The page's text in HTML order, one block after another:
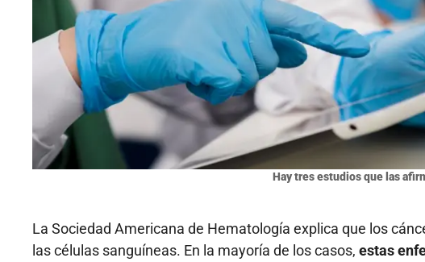
Hay tres estudios que las
La Sociedad Americana de Hematología explica que los
las células sanguíneas. En la mayoría de los casos, estas